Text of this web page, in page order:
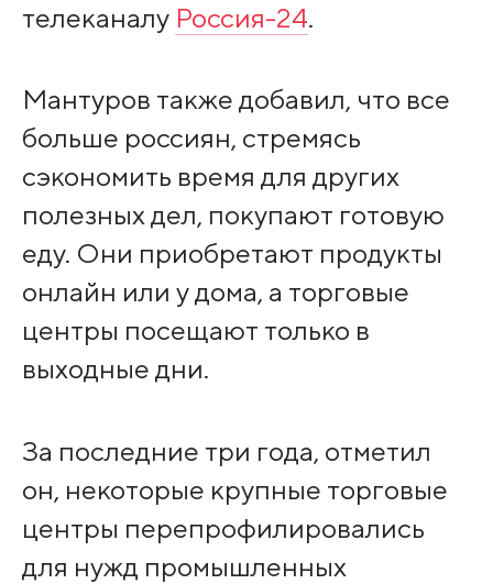
телеканалу Россия-24.
Мантуров также добавил, что все
больше россиян, стремясь
сэкономить время для других
полезных дел, покупают готовую
еду. Они приобретают продукты
онлайн или у дома, а торговые
центры посещают только в
выходные дни.
За последние три года, отметил
он, некоторые крупные торговые
центры перепрофилировались
для нужд промышленных